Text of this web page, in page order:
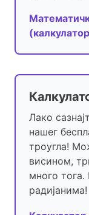
Лако
нашег
троугла!
висином,
много
радијанима!